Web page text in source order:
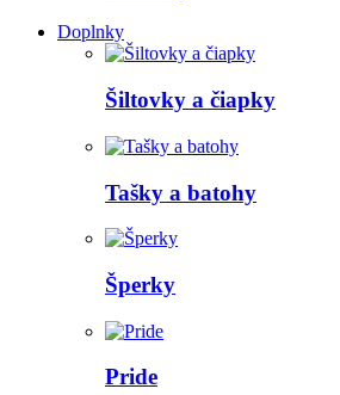
Doplnky
Šiltovky a čiapky
Tašky a batohy
Šperky
Pride